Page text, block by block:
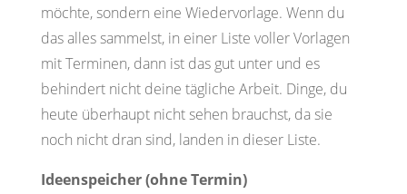
möchte, sondern eine Wiedervorlage. Wenn du
das alles sammelst, in einer Liste voller Vorlagen
mit Terminen, dann ist das gut unter und es
behindert nicht deine tägliche Arbeit. Dinge, du
heute überhaupt nicht sehen brauchst, da sie
noch nicht dran sind, landen in dieser Liste.
Ideenspeicher (ohne Termin)